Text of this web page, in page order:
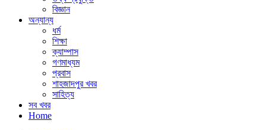
বিজ্ঞান
অন্যান্য
ধর্ম
শিক্ষা
ক্যাম্পাস
গণমাধ্যম
প্রবাস
শাহজাদপুর খবর
সাহিত্য
সব খবর
Home